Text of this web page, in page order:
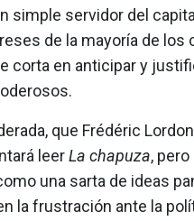
simple servidor del
de la mayoría de los
corta en anticipar y
que Frédéric
leerLa chapuza,
una sarta de ideas
la frustración ante la